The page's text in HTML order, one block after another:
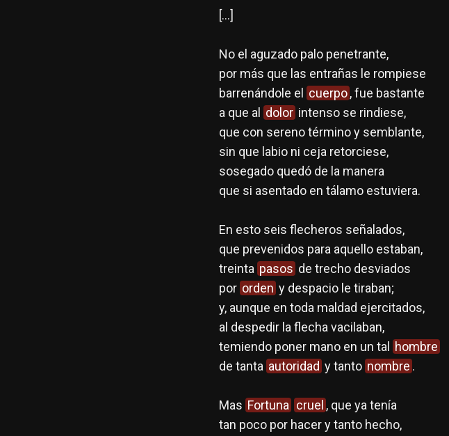
[…]
No el aguzado palo penetrante,
por más que las entrañas le rompiese
barrenándole el
cuerpo, fue bastante
a que al dolor intenso se rindiese,
que con sereno término y semblante,
sin que labio ni ceja retorciese,
sosegado quedó de la manera
que si asentado en tálamo estuviera.
En esto seis flecheros señalados,
que prevenidos para aquello estaban,
treinta pasos de trecho desviados
por orden y despacio le tiraban;
y, aunque en toda maldad ejercitados,
al despedir la flecha vacilaban,
temiendo poner mano en un tal
hombre
de tanta autoridad y tanto nombre .
Mas Fortuna cruel , que ya tenía
tan poco por hacer y tanto hecho,